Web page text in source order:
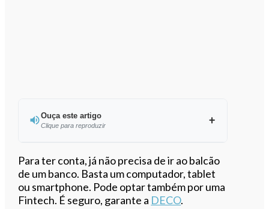
Ouça este artigo
Clique para reproduzir
Ouvir este artigo
Para ter conta, já não precisa de ir ao balcão
de um banco. Basta um computador, tablet
ou smartphone. Pode optar também por uma
Fintech. É seguro, garante a DECO.